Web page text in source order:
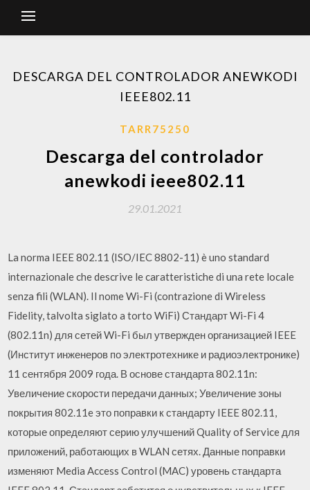
DESCARGA DEL CONTROLADOR ANEWKODI
IEEE802.11
TARR75250
Descarga del controlador
anewkodi ieee802.11
29.01.2021
La norma IEEE 802.11 (ISO/IEC 8802-11) è uno standard
internazionale che descrive le caratteristiche di una rete locale
senza fili (WLAN). Il nome Wi-Fi (contrazione di Wireless
Fidelity, talvolta siglato a torto WiFi) Стандарт Wi-Fi 4
(802.11n) для сетей Wi-Fi был утвержден организацией IEEE
(Институт инженеров по электротехнике и радиоэлектронике)
11 сентября 2009 года. В основе стандарта 802.11n:
Увеличение скорости передачи данных; Увеличение зоны
покрытия 802.11e это поправки к стандарту IEEE 802.11,
которые определяют серию улучшений Quality of Service для
приложений, работающих в WLAN сетях. Данные поправки
изменяют Media Access Control (MAC) уровень стандарта